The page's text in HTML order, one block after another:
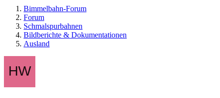
Bimmelbahn-Forum
Forum
Schmalspurbahnen
Bildberichte & Dokumentationen
Ausland